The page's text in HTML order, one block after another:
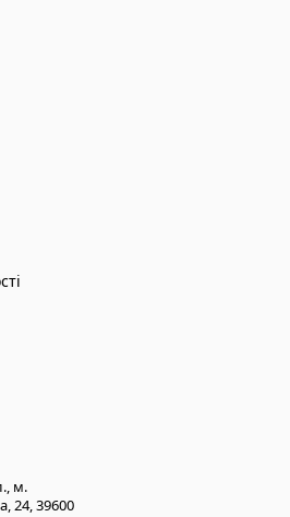
м.
24, 39600